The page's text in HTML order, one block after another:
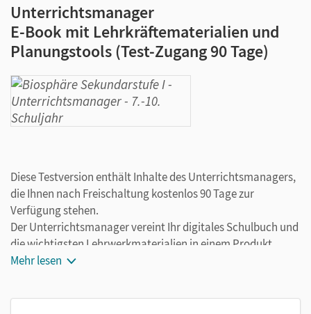
Unterrichtsmanager
E-Book mit Lehrkräftematerialien und
Planungstools (Test-Zugang 90 Tage)
Diese Testversion enthält Inhalte des Unterrichtsmanagers,
die Ihnen nach Freischaltung kostenlos 90 Tage zur
Verfügung stehen.
Der Unterrichtsmanager vereint Ihr digitales Schulbuch und
die wichtigsten Lehrwerkmaterialien in einem Produkt.
Ergänzt um hilfreiche Planungstools, vereinfacht er Ihre
Mehr lesen